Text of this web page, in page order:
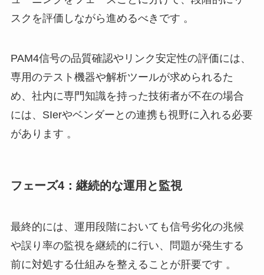
スクを評価しながら進めるべきです 。
PAM4信号の品質確認やリンク安定性の評価には、
専用のテスト機器や解析ツールが求められるた
め、社内に専門知識を持った技術者が不在の場合
には、SIerやベンダーとの連携も視野に入れる必要
があります 。
フェーズ4：継続的な運用と監視
最終的には、運用段階においても信号劣化の兆候
や誤り率の監視を継続的に行い、問題が発生する
前に対処する仕組みを整えることが肝要です 。